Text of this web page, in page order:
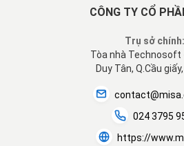
CÔNG TY CỔ
Trụ sở chính:
Tòa nhà Technosoft
Duy Tân, Q.Cầu
024 3795
https://